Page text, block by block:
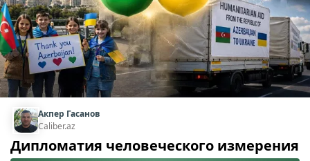
Акпер Гасанов
Caliber.az
Дипломатия человеческого измерения